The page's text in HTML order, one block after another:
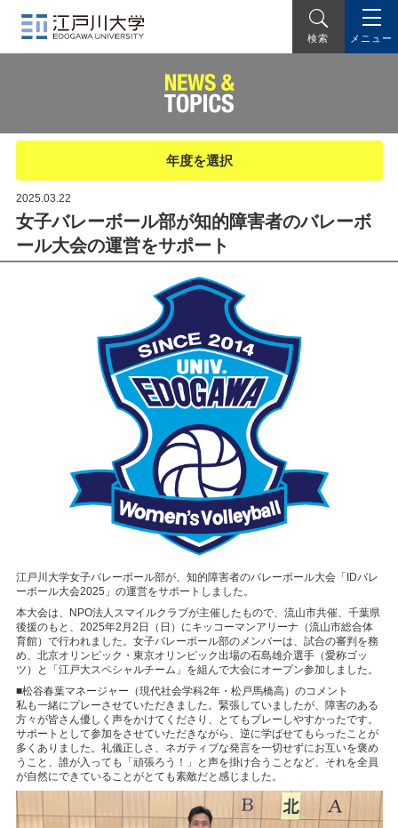
検索 メニュー
年度を選択
2025.03.22
女子バレーボール部が知的障害者のバレーボ
ール大会の運営をサポート
江戸川大学女子バレーボール部が、知的障害者のバレーボール大会「IDバレ
ーボール大会2025」の運営をサポートしました。
本大会は、NPO法人スマイルクラブが主催したもので、流山市共催、千葉県
後援のもと、2025年2月2日（日）にキッコーマンアリーナ（流山市総合体
育館）で行われました。女子バレーボール部のメンバーは、試合の審判を務
め、北京オリンピック・東京オリンピック出場の石島雄介選手（愛称ゴッ
ツ）と「江戸大スペシャルチーム」を組んで大会にオープン参加しました。
■松谷春葉マネージャー（現代社会学科2年・松戸馬橋高）のコメント
私も一緒にプレーさせていただきました。緊張していましたが、障害のある
方々が皆さん優しく声をかけてくださり、とてもプレーしやすかったです。
サポートとして参加をさせていただきながら、逆に学ばせてもらったことが
多くありました。礼儀正しさ、ネガティブな発言を一切せずにお互いを褒め
うこと、誰が入っても「頑張ろう！」と声を掛け合うことなど、それを全員
が自然にできていることがとても素敵だと感じました。